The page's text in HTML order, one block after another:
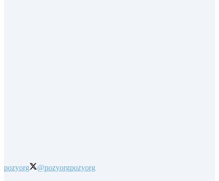
pozyorg @pozyorgpozyorg